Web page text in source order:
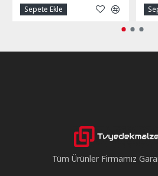
Sepete Ekle
Tüm Ürünler Firmamız